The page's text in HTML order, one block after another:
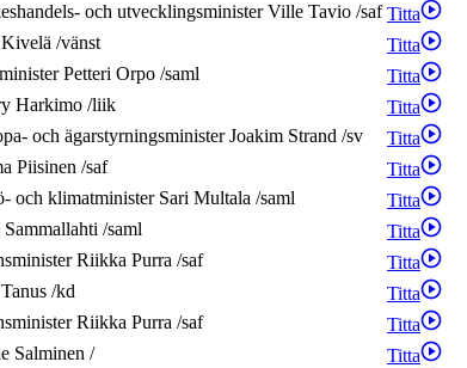
och utvecklingsminister Ville Tavio /saf Titta
Kivelä /vänst
Titta
Petteri Orpo /saml
Titta
Harkimo /liik
Titta
och ägarstyrningsminister Joakim Strand /sv
Titta
Piisinen /saf
Titta
och klimatminister Sari Multala /saml
Titta
Sammallahti /saml
Titta
Riikka Purra /saf
Titta
Tanus /kd
Titta
Riikka Purra /saf
Titta
Salminen /
Titta